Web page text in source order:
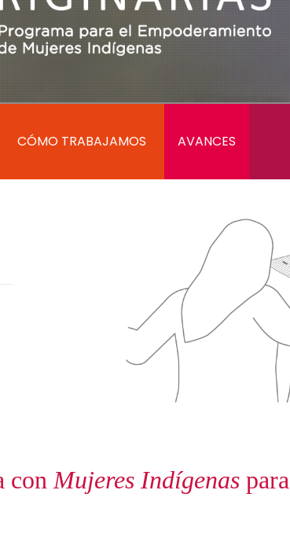
CÓMO TRABAJAMOS AVANCES
con Mujeres Indígenas para